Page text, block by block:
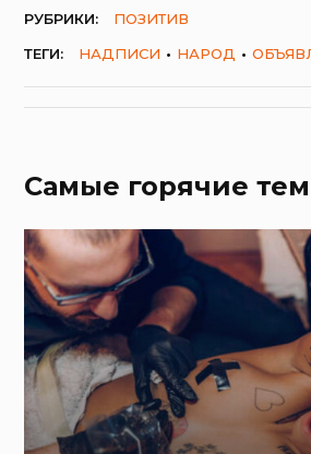
РУБРИКИ:
ПОЗИТИВ
ТЕГИ:
НАДПИСИ НАРОД
Самые горячие